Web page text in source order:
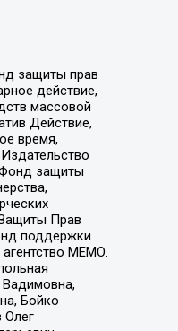
защиты прав
действие,
массовой
Действие,
время,
Фонд защиты
Прав
поддержки
МЕМО.
Бойко
Олег